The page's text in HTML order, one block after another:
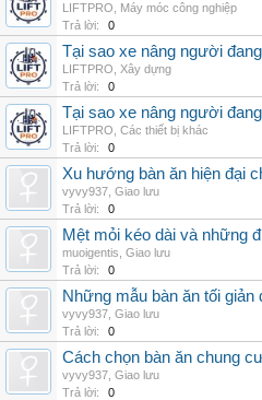
LIFTPRO
Máy móc công nghiệp
Trả lời:
0
Tại sao xe nâng người
LIFTPRO
Xây dựng
Trả lời:
0
Tại sao xe nâng người
LIFTPRO Các thiết bị khác
Trả lời:
0
Xu hướng bàn ăn hiện đại
vyvy937 Giao lưu
Trả lời:
0
Mệt mỏi kéo dài và những
muoigentis Giao lưu
Trả lời:
0
Những mẫu bàn ăn tối
vyvy937 Giao lưu
Trả lời:
0
Cách chọn bàn ăn chung
vyvy937 Giao lưu
Trả lời:
0